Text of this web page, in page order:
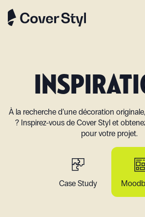
À la recherche d’une décoration
? Inspirez-vous de Cover Styl et
pour votre projet.
Case Study